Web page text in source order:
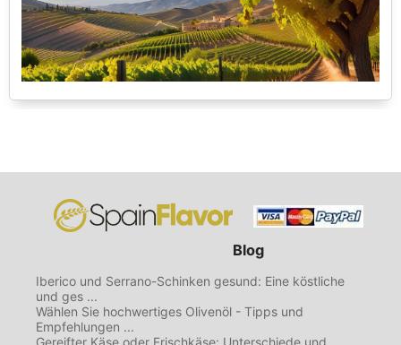
Blog
Iberico und Serrano-Schinken gesund: Eine köstliche
und ges ...
Wählen Sie hochwertiges Olivenöl - Tipps und
Empfehlungen ...